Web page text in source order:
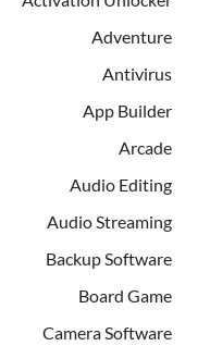
Adventure
Antivirus
App Builder
Arcade
Audio Editing
Audio Streaming
Backup Software
Board Game
Camera Software